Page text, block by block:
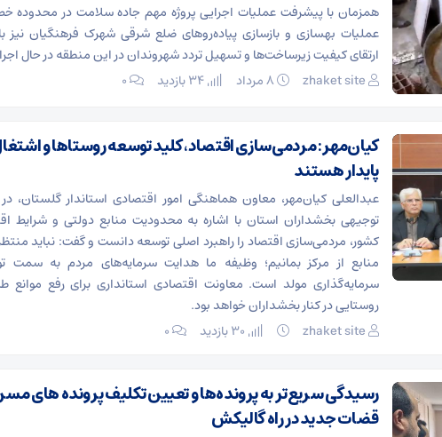
همزمان با پیشرفت عملیات اجرایی پروژه مهم جاده سلامت در محدوده
عملیات بهسازی و بازسازی پیاده‌روهای ضلع شرقی شهرک فرهنگیان نیز
ارتقای کیفیت زیرساخت‌ها و تسهیل تردد شهروندان در این منطقه در حال
zhaket site
۰
کیان‌مهر: مردمی‌سازی اقتصاد، کلید توسعه روستاها و
پایدار هستند
عبدالعلی کیان‌مهر، معاون هماهنگی امور اقتصادی استاندار گلستان،
توجیهی بخشداران استان با اشاره به محدودیت منابع دولتی و شرایط
کشور، مردمی‌سازی اقتصاد را راهبرد اصلی توسعه دانست و گفت: نباید
منابع از مرکز بمانیم؛ وظیفه ما هدایت سرمایه‌های مردم به سمت
سرمایه‌گذاری مولد است. معاونت اقتصادی استانداری برای رفع موانع
روستایی در کنار بخشداران خواهد بود.
zhaket site
۰
رسیدگی سریع‌تر به پرونده‌ها و تعیین تکلیف پرونده های
قضات جدید در راه گالیکش